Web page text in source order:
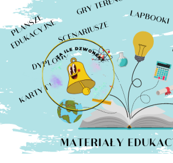
Przejdź
do
nawigacji
Przejdź
do
treści
Sklep
Moje konto
Kontakt